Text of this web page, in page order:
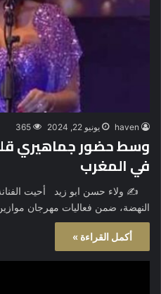
haven يونيو 22, 2024 365
وسط حضور جماهيري
في المغرب
✍️ ولاء حسن ابو زيد أحيت الفنانة
النهضة، ضمن فعاليات مهرجان
أكمل القراءة »